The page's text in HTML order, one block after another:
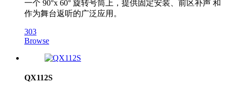
一个 90°x 60° 旋转号筒上，提供固定安装、前区补声 和
作为舞台返听的广泛应用。
303
Browse
QX112S